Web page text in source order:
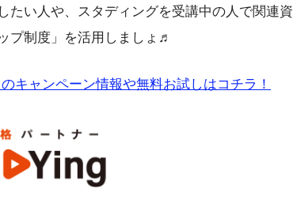
たい人や、スタディングを受講中の人で関連資
プ制度」を活用しましょ♬
キャンペーン情報や無料お試しはコチラ！